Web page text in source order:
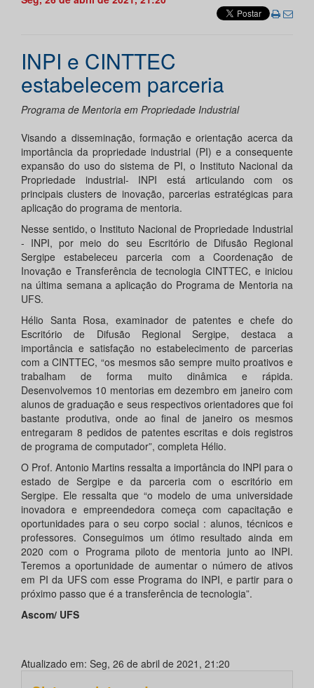
INPI e CINTTEC
estabelecem parceria
Programa de Mentoria em Propriedade Industrial
Visando a disseminação, formação e orientação acerca da
importância da propriedade industrial (PI) e a consequente
expansão do uso do sistema de PI, o Instituto Nacional da
Propriedade industrial- INPI está articulando com os
principais clusters de inovação, parcerias estratégicas para
aplicação do programa de mentoria.
Nesse sentido, o Instituto Nacional de Propriedade Industrial
- INPI, por meio do seu Escritório de Difusão Regional
Sergipe estabeleceu parceria com a Coordenação de
Inovação e Transferência de tecnologia CINTTEC, e iniciou
na última semana a aplicação do Programa de Mentoria na
UFS.
Hélio Santa Rosa, examinador de patentes e chefe do
Escritório de Difusão Regional Sergipe, destaca a
importância e satisfação no estabelecimento de parcerias
com a CINTTEC, “os mesmos são sempre muito proativos e
trabalham de forma muito dinâmica e rápida.
Desenvolvemos 10 mentorias em dezembro em janeiro com
alunos de graduação e seus respectivos orientadores que foi
bastante produtiva, onde ao final de janeiro os mesmos
entregaram 8 pedidos de patentes escritas e dois registros
de programa de computador”, completa Hélio.
O Prof. Antonio Martins ressalta a importância do INPI para o
estado de Sergipe e da parceria com o escritório em
Sergipe. Ele ressalta que “o modelo de uma universidade
inovadora e empreendedora começa com capacitação e
oportunidades para o seu corpo social : alunos, técnicos e
professores. Conseguimos um ótimo resultado ainda em
2020 com o Programa piloto de mentoria junto ao INPI.
Teremos a oportunidade de aumentar o número de ativos
em PI da UFS com esse Programa do INPI, e partir para o
próximo passo que é a transferência de tecnologia”.
Ascom/ UFS
Atualizado em: Seg, 26 de abril de 2021, 21:20